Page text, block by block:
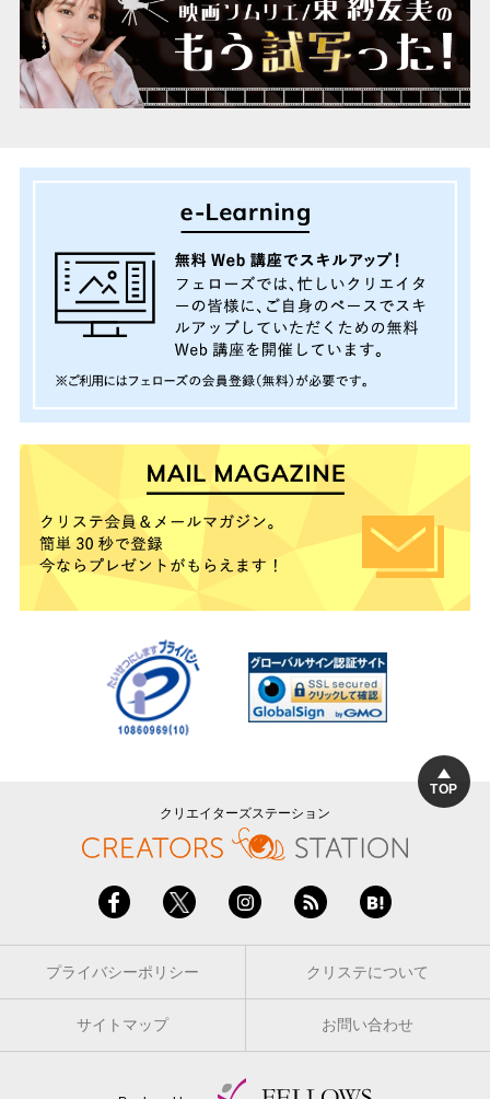
TOP
クリエイターズステーション
プライバシーポリシー クリステについて
サイトマップ お問い合わせ